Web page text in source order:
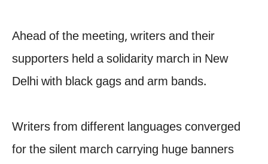
Ahead of the meeting, writers and their
supporters held a solidarity march in New
Delhi with black gags and arm bands.
Writers from different languages converged
for the silent march carrying huge banners